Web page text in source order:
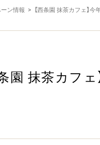
ン情報 > 【西条園 抹茶カフェ】
条園 抹茶カフ